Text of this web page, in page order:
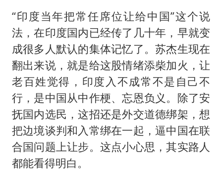
“印度当年把常任席位让给中国”这个说
法，在印度国内已经传了几十年，早就变
成很多人默认的集体记忆了。苏杰生现在
翻出来说，就是给这股情绪添柴加火，让
老百姓觉得，印度入不成常不是自己不
行，是中国从中作梗、忘恩负义。除了安
抚国内选民，这招还是外交道德绑架，想
把边境谈判和入常绑在一起，逼中国在联
合国问题上让步。这点小心思，其实路人
都能看得明白。